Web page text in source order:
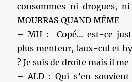
consommes ni drogues,
MOURRAS QUAND MÊME
– MH : Copé… est-ce
plus menteur, faux-cul et
? Je suis de droite mais il
– ALD : Qui s’en